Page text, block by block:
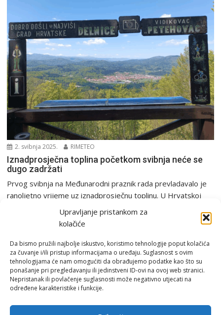
Upravljanje pristankom za
kolačiće
Da bismo pružili najbolje iskustvo, koristimo tehnologije poput kolačića
za čuvanje i/ili pristup informacijama o uređaju. Suglasnost s ovim
tehnologijama će nam omogućiti da obrađujemo podatke kao što su
ponašanje pri pregledavanju ili jedinstveni ID-ovi na ovoj web stranici.
Nepristanak ili povlačenje suglasnosti može negativno utjecati na
određene karakteristike i funkcije.
2. svibnja 2025. RIMETEO
Iznadprosječna toplina početkom svibnja neće se
dugo zadržati
Prvog svibnja na Međunarodni praznik rada prevladavalo je
ranoljetno vrijeme uz iznadprosječnu toplinu. U Hrvatskoj
Email: rimeteoATyahoo.com